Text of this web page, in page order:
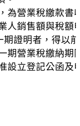
為營業稅繳款書
人銷售額與稅額
證明者，得以
期營業稅繳納期
設立登記公函及